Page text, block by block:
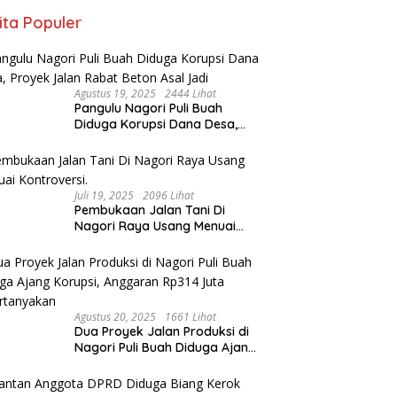
Populer
Agustus 19, 2025 2444 Lihat
Pangulu Nagori Puli Buah
Diduga Korupsi Dana Desa,
Jadi
Juli 19, 2025 2096 Lihat
Pembukaan Jalan Tani Di
Nagori Raya Usang Menuai
Agustus 20, 2025 1661 Lihat
Dua Proyek Jalan Produksi di
Nagori Puli Buah Diduga Ajang
Dipertanyakan